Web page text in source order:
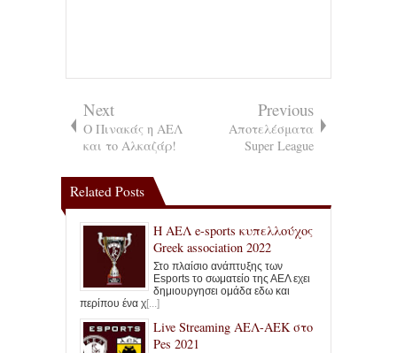
Next
Ο Πινακάς η ΑΕΛ
και το Αλκαζάρ!
Previous
Αποτελέσματα
Super League
Related Posts
Η ΑΕΛ e-sports κυπελλούχος
Greek association 2022
Στο πλαίσιο ανάπτυξης των
Esports το σωματείο της ΑΕΛ εχει
δημιουργησει ομάδα εδω και
περίπου ένα χ[...]
Live Streaming ΑΕΛ-ΑΕΚ στο
Pes 2021